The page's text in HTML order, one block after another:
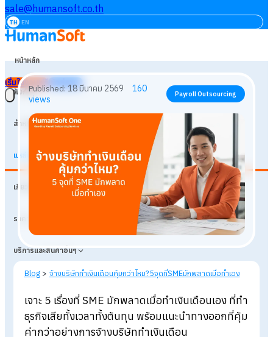
sale@humansoft.co.th
TH EN
หน้าหลัก
ฟังก์ชัน
สำหรับธุรกิจ
แหล่งเรียนรู้
เกี่ยวกับเรา
ราคา
บริการและสินค้าอื่นๆ
เริ่มใช้งานฟรี เข้าสู่ระบบ
Published:18 มีนาคม 2569 160 Payroll Outsourcing